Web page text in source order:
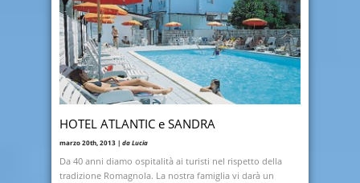
HOTEL ATLANTIC e SANDRA
marzo 20th, 2013 | da Lucia
Da 40 anni diamo ospitalità ai turisti nel rispetto della
tradizione Romagnola. La nostra famiglia vi darà un